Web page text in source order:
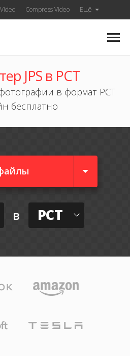
Compress Video Ещё
JPS в PCT
в формат PCT
бесплатно
в PCT